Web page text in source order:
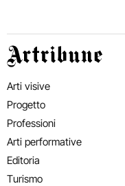
Artribune
Arti visive
Progetto
Professioni
Arti performative
Editoria
Turismo